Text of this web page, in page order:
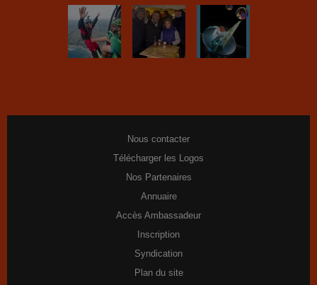
Nous contacter
Télécharger les Logos
Nos Partenaires
Annuaire
Accès Ambassadeur
Inscription
Syndication
Plan du site